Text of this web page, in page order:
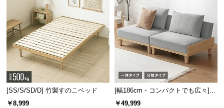
風通しの良いすのこ板
通気性に優れたすのこ板は湿気やカビ対策に最適。
オールシーズンを通して快適な睡眠をサポートしま
す。
[SS/S/SD/D] 竹製すのこベッド
￥8,999
[幅186cm・コンパクトでも広々] 3
人掛けソファベッド リクライニン
￥49,999